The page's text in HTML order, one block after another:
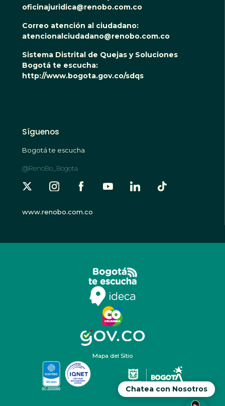
Chatea con Nosotros
oficinajuridica@renobo.com.co
Correo atención al ciudadano:
atencionalciudadano@renobo.com.co
Sistema Distrital de Quejas y Soluciones
Bogotá te escucha:
http://www.bogota.gov.co/sdqs
Síguenos
Bogotá te escucha
@RenoBo_Bogota
www.renobo.com.co
Mapa del Sitio